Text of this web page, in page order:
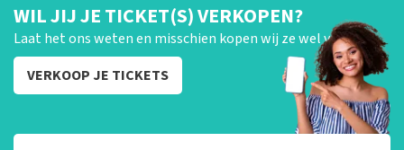
WIL JIJ JE TICKET(S) VERKOPEN?
Laat het ons weten en misschien kopen wij ze wel van je!
VERKOOP JE TICKETS